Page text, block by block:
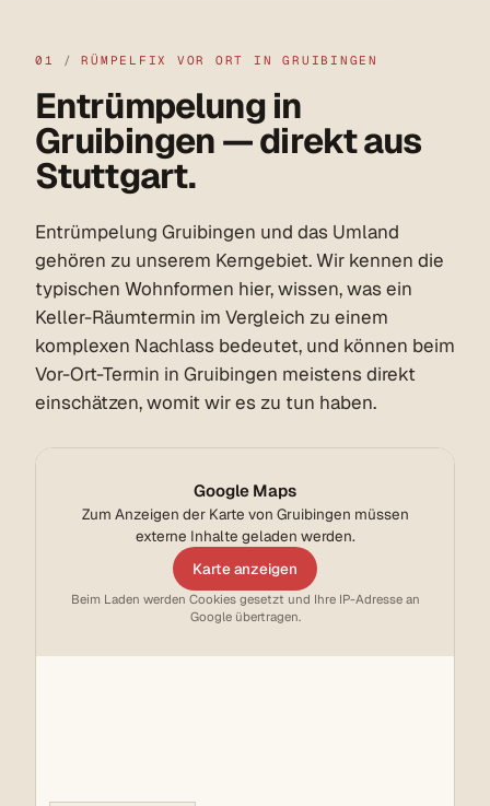
01 / RÜMPELFIX VOR ORT IN GRUIBINGEN
Entrümpelung in
Gruibingen — direkt aus
Stuttgart.
Entrümpelung Gruibingen und das Umland
gehören zu unserem Kerngebiet. Wir kennen die
typischen Wohnformen hier, wissen, was ein
Keller-Räumtermin im Vergleich zu einem
komplexen Nachlass bedeutet, und können beim
Vor-Ort-Termin in Gruibingen meistens direkt
einschätzen, womit wir es zu tun haben.
Google Maps
Zum Anzeigen der Karte von Gruibingen müssen
externe Inhalte geladen werden.
Karte anzeigen
Beim Laden werden Cookies gesetzt und Ihre IP-Adresse an
Google übertragen.